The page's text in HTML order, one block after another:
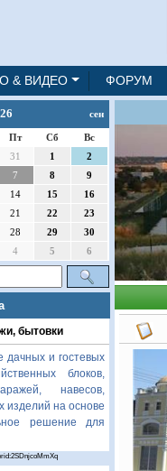
& ВИДЕО ФОРУМ
сен
Пт Сб
Вс
31 1
2
7 8
9
14 15
16
21 22
23
28 29
30
4 5 6
бытовки
дачных и гостевых
блоков,
навесов,
изделий на основе
решение для